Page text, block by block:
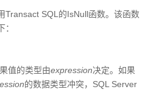
Transact SQL的IsNull函数。该函数
值的类型由expression决定。如果
的数据类型冲突，SQL Server